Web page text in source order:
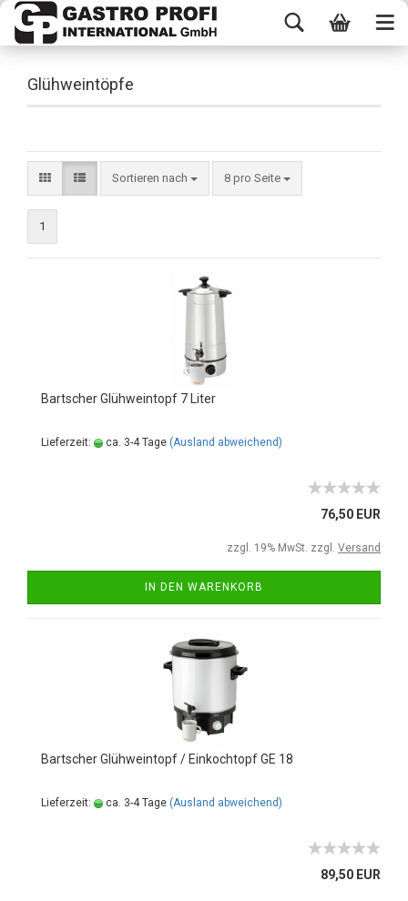
Glühweintöpfe
Sortieren nach 8 pro Seite
1
Bartscher Glühweintopf 7 Liter
Lieferzeit: ca. 3-4 Tage (Ausland abweichend)
76,50 EUR
zzgl. 19% MwSt. zzgl. Versand
IN DEN WARENKORB
Bartscher Glühweintopf / Einkochtopf GE 18
Lieferzeit: ca. 3-4 Tage (Ausland abweichend)
89,50 EUR